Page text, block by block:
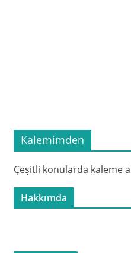
Kalemimden
Çeşitli konularda kaleme
Hakkımda